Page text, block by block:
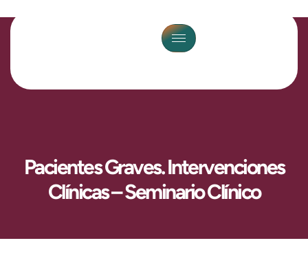
Pacientes Graves. Intervenciones
Clínicas – Seminario Clínico